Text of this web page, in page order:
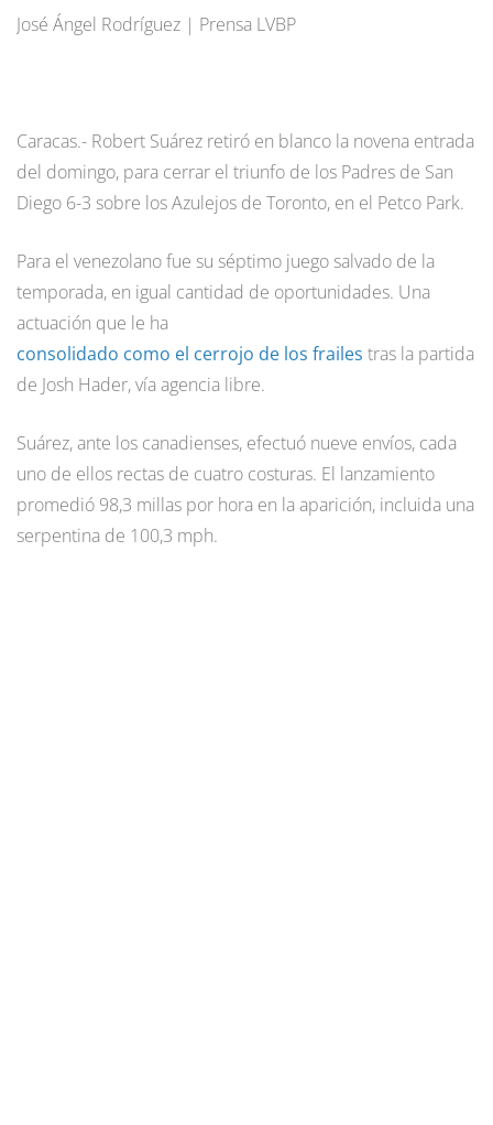
José Ángel Rodríguez | Prensa LVBP
Caracas.- Robert Suárez retiró en blanco la novena entrada
del domingo, para cerrar el triunfo de los Padres de San
Diego 6-3 sobre los Azulejos de Toronto, en el Petco Park.
Para el venezolano fue su séptimo juego salvado de la
temporada, en igual cantidad de oportunidades. Una
actuación que le ha
consolidado como el cerrojo de los frailes tras la partida
de Josh Hader, vía agencia libre.
Suárez, ante los canadienses, efectuó nueve envíos, cada
uno de ellos rectas de cuatro costuras. El lanzamiento
promedió 98,3 millas por hora en la aparición, incluida una
serpentina de 100,3 mph.